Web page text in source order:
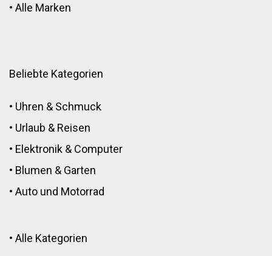
• Alle Marken
Beliebte Kategorien
• Uhren & Schmuck
• Urlaub & Reisen
• Elektronik & Computer
• Blumen & Garten
• Auto und Motorrad
• Alle Kategorien